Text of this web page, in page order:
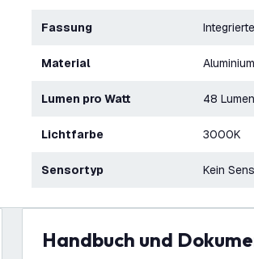
Fassung
Material Aluminium
Lumen pro Watt 48
Lichtfarbe 3000K
Sensortyp Kein
Handbuch und